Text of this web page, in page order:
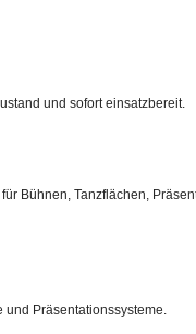
und sofort einsatzbereit.
Bühnen, Tanzflächen,
Präsentationssysteme.